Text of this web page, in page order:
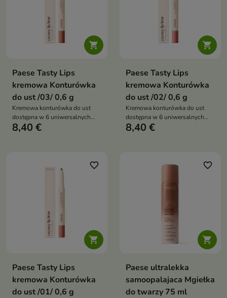

Paese Tasty Lips
kremowa Konturówka
do ust /03/ 0,6 g
Kremowa konturówka do ust
dostępna w 6 uniwersalnych
odcieniach nude, która pozwala
8,40 €

Paese Tasty Lips
kremowa Konturówka
do ust /02/ 0,6 g
Kremowa konturówka do ust
dostępna w 6 uniwersalnych
odcieniach nude, która pozwala
pełniejszych ust
8,40 €

favorite_border
Paese Tasty Lips
kremowa Konturówka
do ust /01/ 0,6 g

favorite_border
Paese ultralekka
samoopalajaca Mgiełka
do twarzy 75 ml